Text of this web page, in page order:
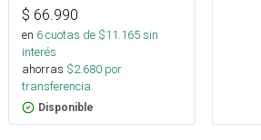
$ 66.990
en 6cuotas de $11.165sin
interés
ahorras $2.680 por
transferencia.
Disponible